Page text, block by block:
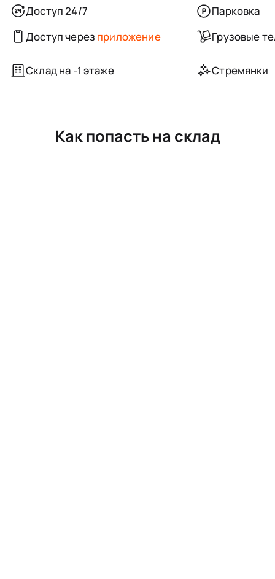
Доступ 24/7
Парковка
Доступ через приложение Грузовые
Склад на -1 этаже Стремянки
Как попасть на склад